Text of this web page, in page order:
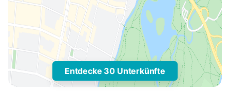
Entdecke 30 Unterkünfte